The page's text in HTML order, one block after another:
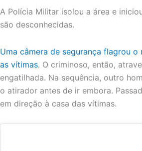
A Polícia Militar isolou a área e
são desconhecidas.
Uma câmera de segurança flagrou
as vítimas. O criminoso, então,
engatilhada. Na sequência, outro
o atirador antes de ir embora.
em direção à casa das vítimas.